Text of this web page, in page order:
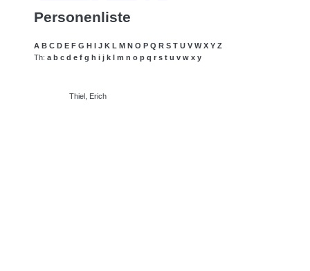
Personenliste
A B C D E F G H I J K L M N O P Q R S T U V W X Y Z
Th: a b c d e f g h i j k l m n o p q r s t u v w x y
Thiel, Erich